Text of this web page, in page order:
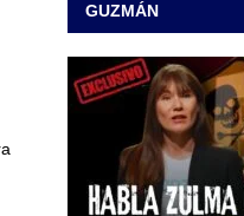
GUZMÁN